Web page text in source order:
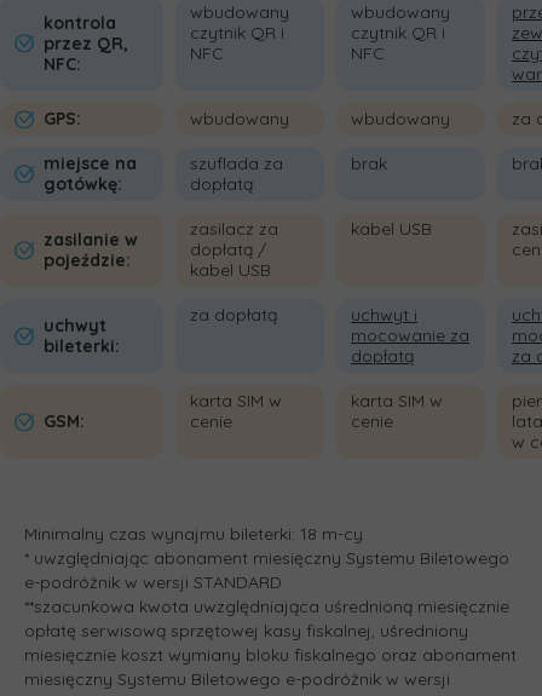
kontrola
przez QR,
NFC:
wbudowany
czytnik QR i
NFC
wbudowany
czytnik QR i
NFC
GPS: wbudowany wbudowany za
miejsce na
gotówkę:
szuflada za
dopłatą
brak
zasilanie w
pojeździe:
zasilacz za
dopłatą /
kabel USB
kabel USB
uchwyt
bileterki:
za dopłatą
uchwyt i
mocowanie za
dopłatą
za
GSM:
karta SIM w
cenie
karta SIM w
cenie
w
Minimalny czas wynajmu bileterki: 18 m-cy
* uwzględniając abonament miesięczny Systemu Biletowego
e-podróżnik w wersji STANDARD
**szacunkowa kwota uwzględniająca uśrednioną miesięcznie
opłatę serwisową sprzętowej kasy fiskalnej, uśredniony
miesięcznie koszt wymiany bloku fiskalnego oraz abonament
miesięczny Systemu Biletowego e-podróżnik w wersji